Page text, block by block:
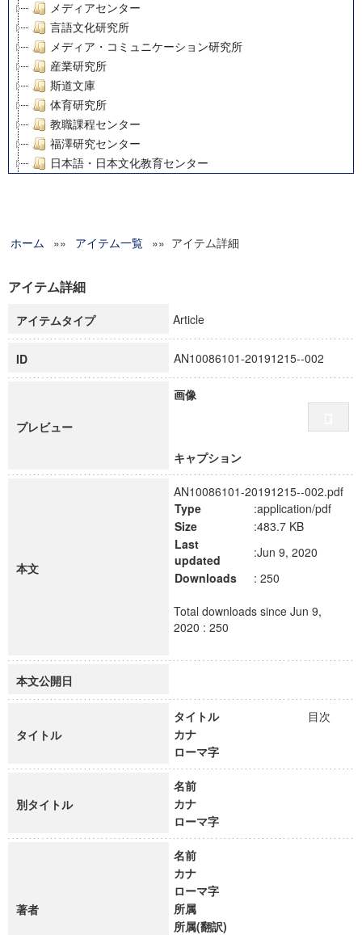
メディアセンター
言語文化研究所
メディア・コミュニケーション研究所
産業研究所
斯道文庫
体育研究所
教職課程センター
福澤研究センター
日本語・日本文化教育センター
グローバルリサーチインスティテュート
科学研究費補助金研究成果報告書
慶應義塾大学グローバルCOEプログラム市民社会ガバナンス
慶應義塾大学グローバルCOEプログラム論理と感性の先端的
博士課程教育リーディングプログラム「超成熟社会発展のサ
学術雑誌掲載論文等(8)
ホーム »» アイテム一覧 »» アイテム詳細
アイテム詳細
アイテムタイプ Article
ID AN10086101-20191215--002
プレビュー
画像
キャプション
本文
AN10086101-20191215--002.pdf
Type
:application/pdf
Size
:483.7 KB
Last
updated
:Jun 9, 2020
Downloads
: 250
Total downloads since Jun 9,
2020 : 250
本文公開日
タイトル
タイトル
目次
カナ
ローマ字
別タイトル
名前
カナ
ローマ字
著者
名前
カナ
ローマ字
所属
所属(翻訳)